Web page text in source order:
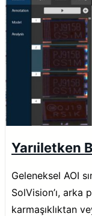
Yarıiletken
Geleneksel AOI
SolVision’ı, arka
karmaşıklıktan